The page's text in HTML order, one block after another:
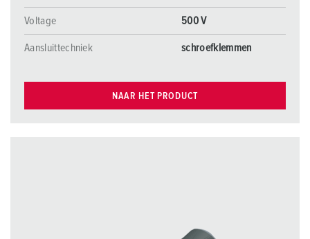
Voltage 500 V
Aansluittechniek schroefklemmen
NAAR HET PRODUCT